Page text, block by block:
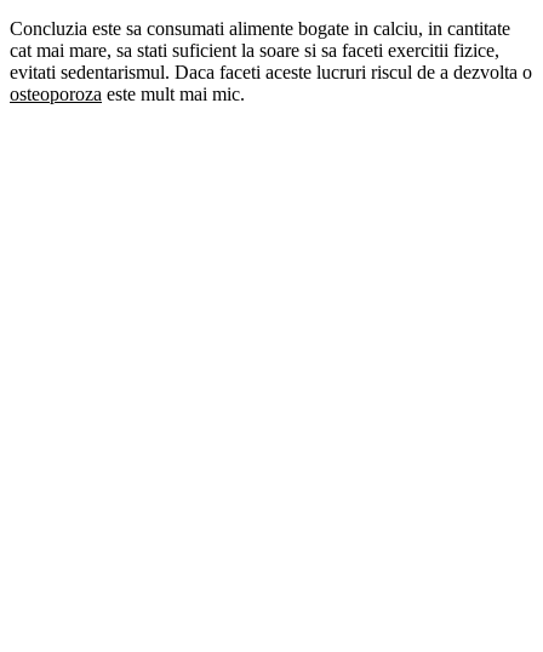
Concluzia este sa consumati alimente bogate in calciu, in cantitate
cat mai mare, sa stati suficient la soare si sa faceti exercitii fizice,
evitati sedentarismul. Daca faceti aceste lucruri riscul de a dezvolta o
osteoporoza este mult mai mic.